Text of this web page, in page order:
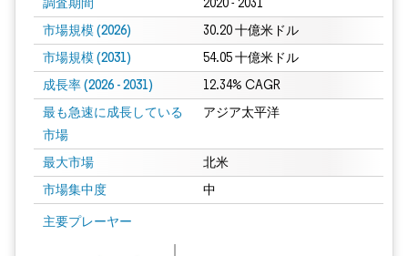
2020 - 2031
市場規模 (2026) 30.20 十億米ドル
市場規模 (2031) 54.05 十億米ドル
成長率 (2026 - 2031) 12.34% CAGR
最も急速に成長している
市場
アジア太平洋
最大市場 北米
市場集中度 中
主要プレーヤー
画像 © Mordor Intelligence。再利用にはCC BY 4.0の表示が必要です。